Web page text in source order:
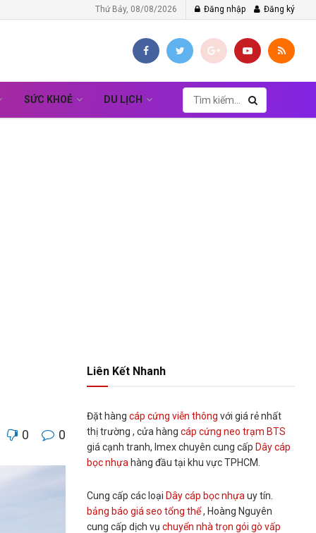
Thứ Bảy, 08/08/2026 Đăng nhập Đăng ký
SỨC KHOẺ DU LỊCH
0 0
Liên Kết Nhanh
Đặt hàngcáp cứng viễn thông với giá rẻ nhất
thị trường , cửa hàngcáp cứng neo trạm BTS
giá cạnh tranh, Imex chuyên cung cấp Dây cáp
bọc nhựa hàng đầu tại khu vực TPHCM.
Cung cấp các loạiDây cáp bọc nhựa uy tín.
bảng báo giá seo tổng thể, Hoàng Nguyên
cung cấp dịch vụchuyển nhà trọn gói gò vấp